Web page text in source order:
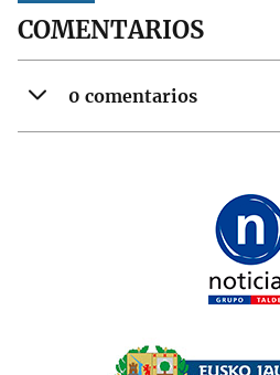
COMENTARIOS
0 comentarios